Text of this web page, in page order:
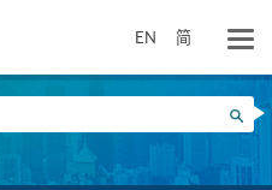
EN 简
搜尋